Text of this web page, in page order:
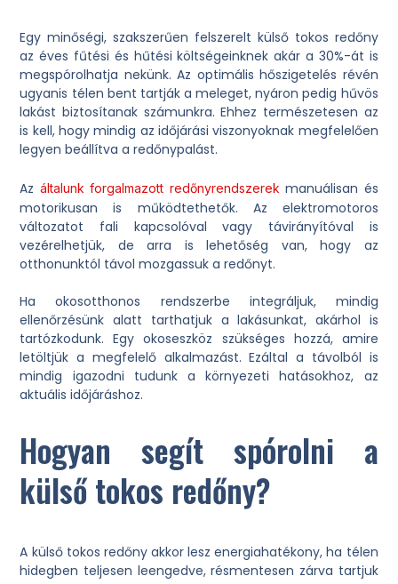
Egy minőségi, szakszerűen felszerelt külső tokos redőny
az éves fűtési és hűtési költségeinknek akár a 30%-át is
megspórolhatja nekünk. Az optimális hőszigetelés révén
ugyanis télen bent tartják a meleget, nyáron pedig hűvös
lakást biztosítanak számunkra. Ehhez természetesen az
is kell, hogy mindig az időjárási viszonyoknak megfelelően
legyen beállítva a redőnypalást.
Az általunk forgalmazott redőnyrendszerekmanuálisan és
motorikusan is működtethetők. Az elektromotoros
változatot fali kapcsolóval vagy távirányítóval is
vezérelhetjük, de arra is lehetőség van, hogy az
otthonunktól távol mozgassuk a redőnyt.
Ha okosotthonos rendszerbe integráljuk, mindig
ellenőrzésünk alatt tarthatjuk a lakásunkat, akárhol is
tartózkodunk. Egy okoseszköz szükséges hozzá, amire
letöltjük a megfelelő alkalmazást. Ezáltal a távolból is
mindig igazodni tudunk a környezeti hatásokhoz, az
aktuális időjáráshoz.
Hogyan segít spórolni a
külső tokos redőny?
A külső tokos redőny akkor lesz energiahatékony, ha télen
hidegben teljesen leengedve, résmentesen zárva tartjuk